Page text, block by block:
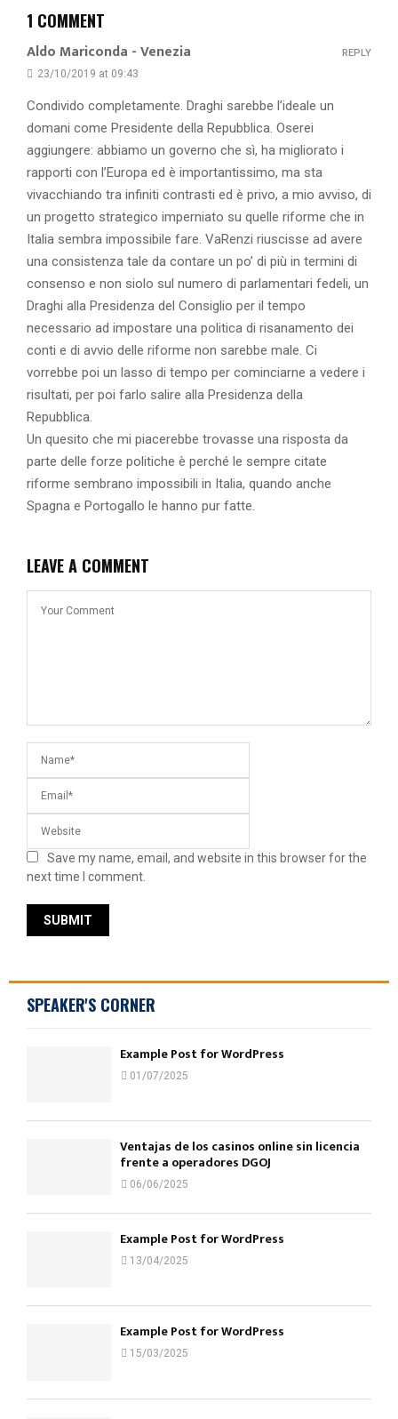
1 COMMENT
Aldo Mariconda - Venezia
23/10/2019 at 09:43
Condivido completamente. Draghi sarebbe l’ideale un
domani come Presidente della Repubblica. Oserei
aggiungere: abbiamo un governo che sì, ha migliorato i
rapporti con l’Europa ed è importantissimo, ma sta
vivacchiando tra infiniti contrasti ed è privo, a mio avviso, di
un progetto strategico imperniato su quelle riforme che in
Italia sembra impossibile fare. VaRenzi riuscisse ad avere
una consistenza tale da contare un po’ di più in termini di
consenso e non siolo sul numero di parlamentari fedeli, un
Draghi alla Presidenza del Consiglio per il tempo
necessario ad impostare una politica di risanamento dei
conti e di avvio delle riforme non sarebbe male. Ci
vorrebbe poi un lasso di tempo per cominciarne a vedere i
risultati, per poi farlo salire alla Presidenza della
Repubblica.
Un quesito che mi piacerebbe trovasse una risposta da
parte delle forze politiche è perché le sempre citate
riforme sembrano impossibili in Italia, quando anche
Spagna e Portogallo le hanno pur fatte.
REPLY
LEAVE A COMMENT
Save my name, email, and website in this browser for the
next time I comment.
SPEAKER'S CORNER
Example Post for WordPress
01/07/2025
Ventajas de los casinos online sin licencia
frente a operadores DGOJ
06/06/2025
Example Post for WordPress
13/04/2025
Example Post for WordPress
15/03/2025